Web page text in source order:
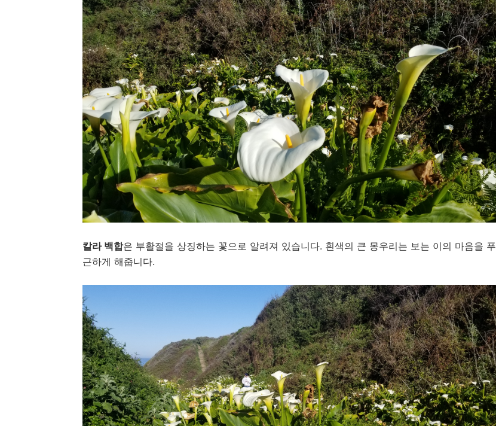
칼라 백합은 부활절을 상징하는 꽃으로 알려져 있습니다. 흰색의 큰 몽우리는 보는 이의 마음을 푸
근하게 해줍니다.